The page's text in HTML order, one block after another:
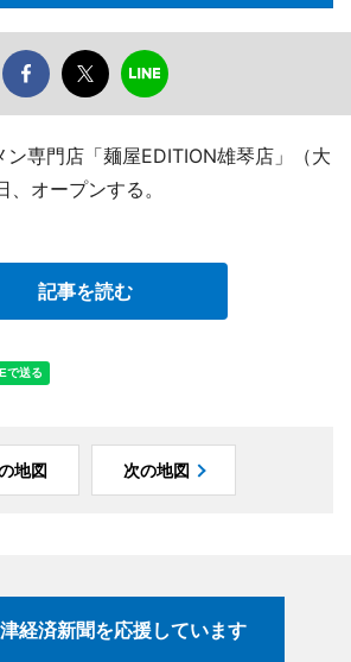
専門店「麺屋EDITION雄琴店」（大
オープンする。
記事を読む
地図 次の地図
経済新聞を応援しています